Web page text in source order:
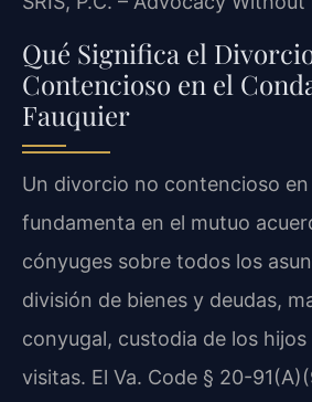
Qué Significa el
Contencioso en el
Fauquier
Un divorcio no contencioso en
fundamenta en el mutuo
cónyuges sobre todos los
división de bienes y deudas,
conyugal, custodia de los
visitas. El Va. Code § 20-